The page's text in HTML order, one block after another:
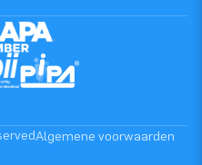
Algemene voorwaarden